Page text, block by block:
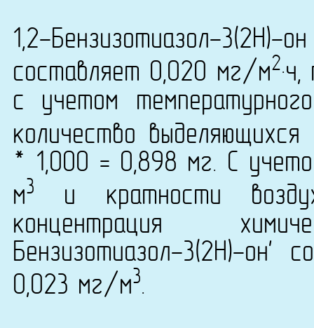
1,2-Бензизотиазол-
составляет 0,020 мг/м2
с учетом
количество
* 1,000 = 0,898 мг. С
м3
и кратности
концентрация
Бензизотиазол-3(2H)-
0,023 мг/м3.